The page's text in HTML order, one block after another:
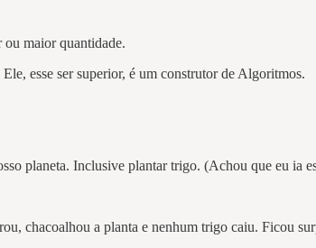
ou maior quantidade.
esse ser superior, é um construtor de Algoritmos.
planeta. Inclusive plantar trigo. (Achou que eu ia
chacoalhou a planta e nenhum trigo caiu. Ficou